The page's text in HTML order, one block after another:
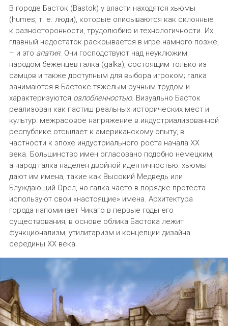
В городе Басток (Bastok) у власти находятся хьюмы
(humes, т. е. люди), которые описываются как склонные
к разносторонности, трудолюбию и технологичности. Их
главный недостаток раскрывается в игре намного позже,
– и это апатия. Они господствуют над неуклюжим
народом беженцев галка (galka), состоящим только из
самцов и также доступным для выбора игроком; галка
занимаются в Бастоке тяжелым ручным трудом и
характеризуются озлобленностью. Визуально Басток
реализован как пастиш реальных исторических мест и
культур: межрасовое напряжение в индустриализованной
республике отсылает к американскому опыту, в
частности к эпохе индустриального роста начала XX
века. Большинство имен огласовано подобно немецким,
а народ галка наделен двойной идентичностью: хьюмы
дают им имена, такие как Высокий Медведь или
Блуждающий Орел, но галка часто в порядке протеста
используют свои «настоящие» имена. Архитектура
города напоминает Чикаго в первые годы его
существования; в основе облика Бастока лежит
функционализм, утилитаризм и концепции дизайна
середины XX века.